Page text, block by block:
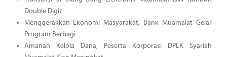
Double Digit
Menggerakkan Ekonomi Masyarakat, Bank Muamalat Gelar
Program Berbagi
Amanah Kelola Dana, Peserta Korporasi DPLK Syariah